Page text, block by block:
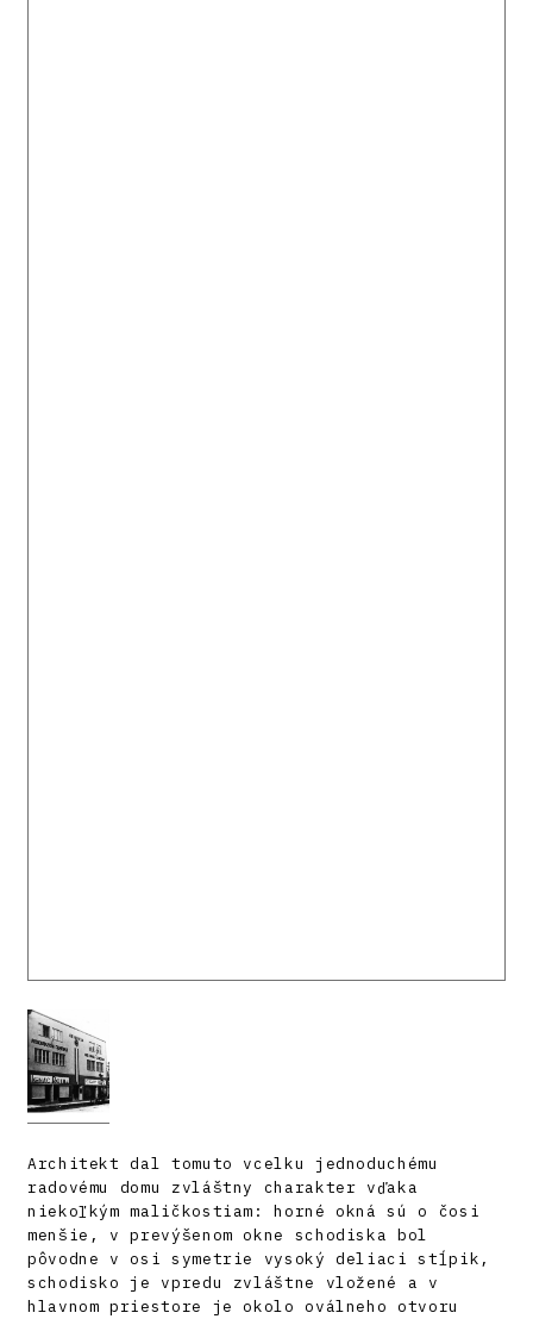
Architekt dal tomuto vcelku jednoduchému
radovému domu zvláštny charakter vďaka
niekoľkým maličkostiam: horné okná sú o čosi
menšie, v prevýšenom okne schodiska bol
pôvodne v osi symetrie vysoký deliaci stĺpik,
schodisko je vpredu zvláštne vložené a v
hlavnom priestore je okolo oválneho otvoru